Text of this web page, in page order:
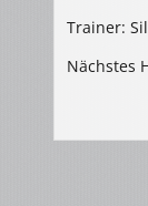
Trainer:
Nächstes